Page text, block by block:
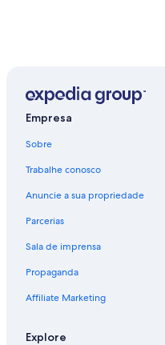
Empresa
Sobre
Trabalhe conosco
Anuncie a sua propriedade
Parcerias
Sala de imprensa
Propaganda
Affiliate Marketing
Explore